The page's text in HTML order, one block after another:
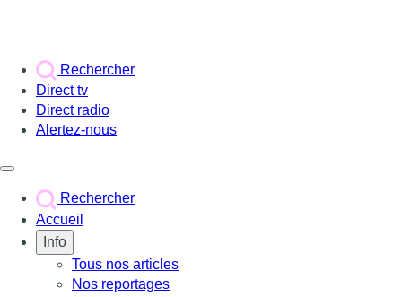
Rechercher
Direct tv
Direct radio
Alertez-nous
Rechercher
Accueil
Info
Tous nos articles
Nos reportages